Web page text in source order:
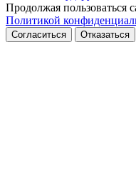
Продолжая пользоваться
Политикой
Согласиться Отказаться